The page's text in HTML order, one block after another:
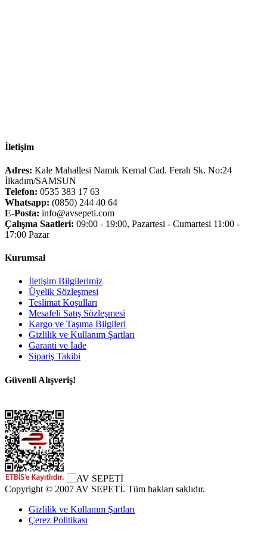
İletişim
Adres: Kale Mahallesi Namık Kemal Cad. Ferah Sk. No:24
İlkadım/SAMSUN
Telefon: 0535 383 17 63
Whatsapp: (0850) 244 40 64
E-Posta: info@avsepeti.com
Çalışma Saatleri: 09:00 - 19:00, Pazartesi - Cumartesi 11:00 -
17:00 Pazar
Kurumsal
İletişim Bilgilerimiz
Üyelik Sözleşmesi
Teslimat Koşulları
Mesafeli Satış Sözleşmesi
Kargo ve Taşıma Bilgileri
Gizlilik ve Kullanım Şartları
Garanti ve İade
Sipariş Takibi
Güvenli Alışveriş!
Copyright © 2007 AV SEPETİ. Tüm hakları saklıdır.
Gizlilik ve Kullanım Şartları
Çerez Politikası